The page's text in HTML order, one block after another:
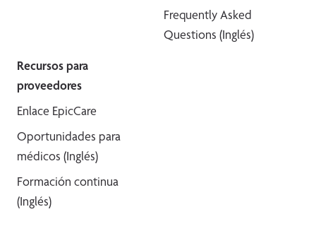
Frequently Asked
Questions (Inglés)
Recursos para
proveedores
Enlace EpicCare
Oportunidades para
médicos (Inglés)
Formación continua
(Inglés)